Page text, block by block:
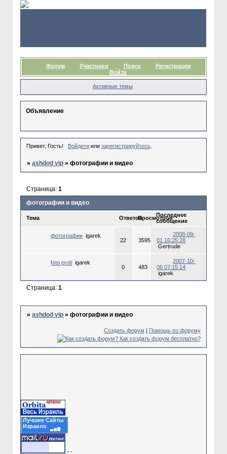
Форум Участники Поиск
Регистрация
Войти
Активные темы
Объявление
Привет, Гость! Войдитеили зарегистрируйтесь.
»ashdod vip »фотографии и видео
фотографии и видео
Страница:1
Тема ОтветовПросмотров
Последнее
сообщение
фотографии igarek
22 3595
2008-09-
01 16:25:28
Gertrude
foto profi igarek
0 483
2007-10-
06 07:15:14
igarek
Страница:1
»ashdod vip »фотографии и видео
Создать форум | Помощь по форуму
Лучшие Сайты
Израиля
--